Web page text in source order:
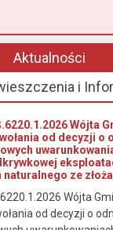
Aktualności
i
Wójta
od decyzji o
ze
Wójta
od decyzji o